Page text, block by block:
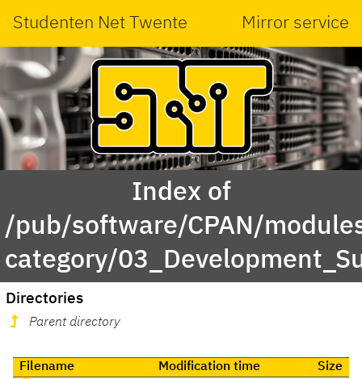
Studenten Net Twente Mirror service
Index of
/pub/software/CPAN/
category/
Directories
Parent directory
Filename Modification time
Size